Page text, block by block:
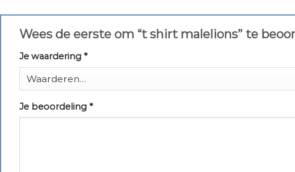
Wees de eerste om “t shirt malelions” te
Je waardering *
Je beoordeling *